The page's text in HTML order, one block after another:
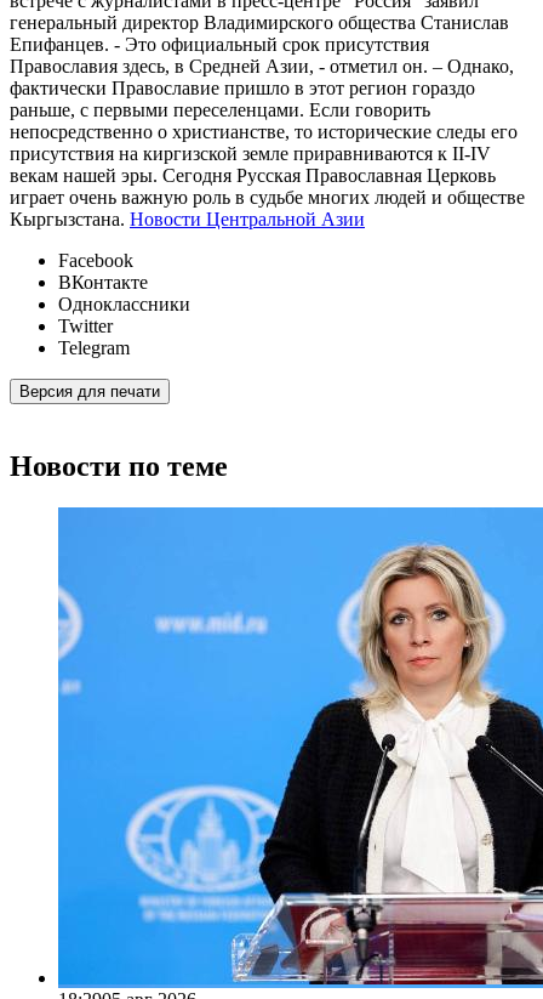
генеральный директор Владимирского общества Станислав
Епифанцев. - Это официальный срок присутствия
Православия здесь, в Средней Азии, - отметил он. – Однако,
фактически Православие пришло в этот регион гораздо
раньше, с первыми переселенцами. Если говорить
непосредственно о христианстве, то исторические следы его
присутствия на киргизской земле приравниваются к II-IV
векам нашей эры. Сегодня Русская Православная Церковь
играет очень важную роль в судьбе многих людей и обществе
Кыргызстана. Новости Центральной Азии
Facebook
ВКонтакте
Одноклассники
Twitter
Telegram
Версия для печати
Новости по теме